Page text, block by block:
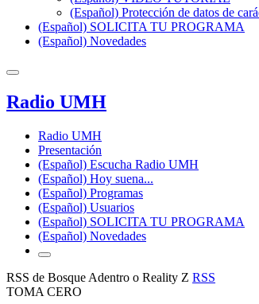
(Español) Protección de datos de
(Español) SOLICITA TU PROGRAMA
(Español) Novedades
Radio UMH
Radio UMH
Presentación
(Español) Escucha Radio UMH
(Español) Hoy suena...
(Español) Programas
(Español) Usuarios
(Español) SOLICITA TU PROGRAMA
(Español) Novedades
RSS de Bosque Adentro o Reality Z RSS
TOMA CERO